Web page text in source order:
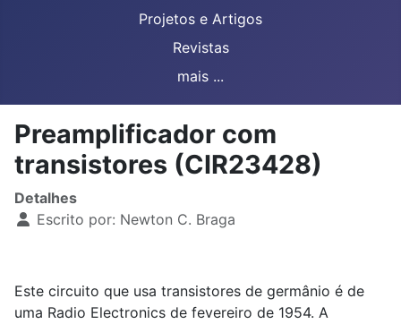
Projetos e Artigos
Revistas
mais ...
Preamplificador com
transistores (CIR23428)
Detalhes
Escrito por: Newton C. Braga
Este circuito que usa transistores de germânio é de
uma Radio Electronics de fevereiro de 1954. A